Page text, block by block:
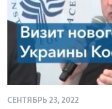
СЕНТЯБРЬ 23, 2022